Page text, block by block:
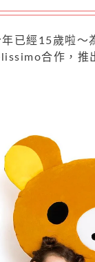
已經15歲啦～
合作，推